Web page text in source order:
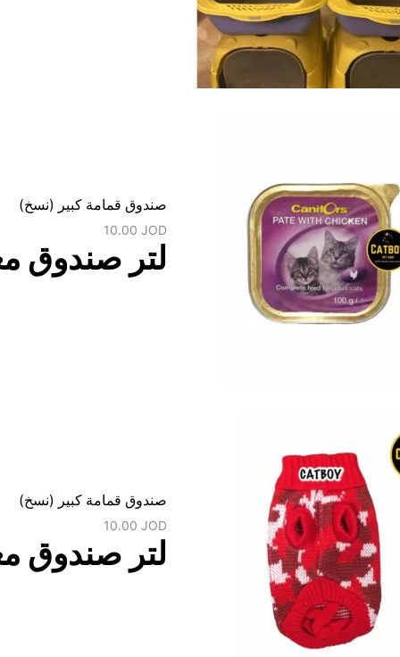
صندوق قمامة كبير (نسخ)
10.00 JOD
لتر صندوق
صندوق قمامة كبير (نسخ)
10.00 JOD
لتر صندوق